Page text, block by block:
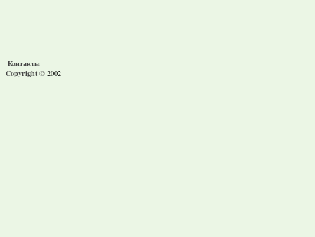
Контакты
Copyright © 2002